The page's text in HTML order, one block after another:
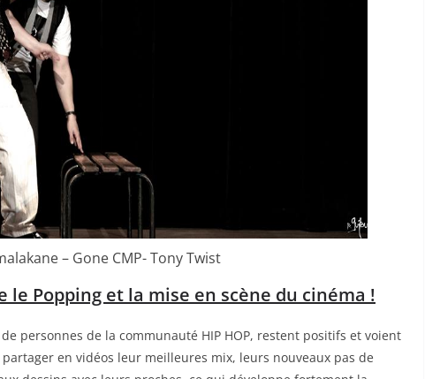
– Gone CMP- Tony Twist
le Popping et la mise en scène du cinéma !
personnes de la communauté HIP HOP, restent positifs et voient
en vidéos leur meilleures mix, leurs nouveaux pas de